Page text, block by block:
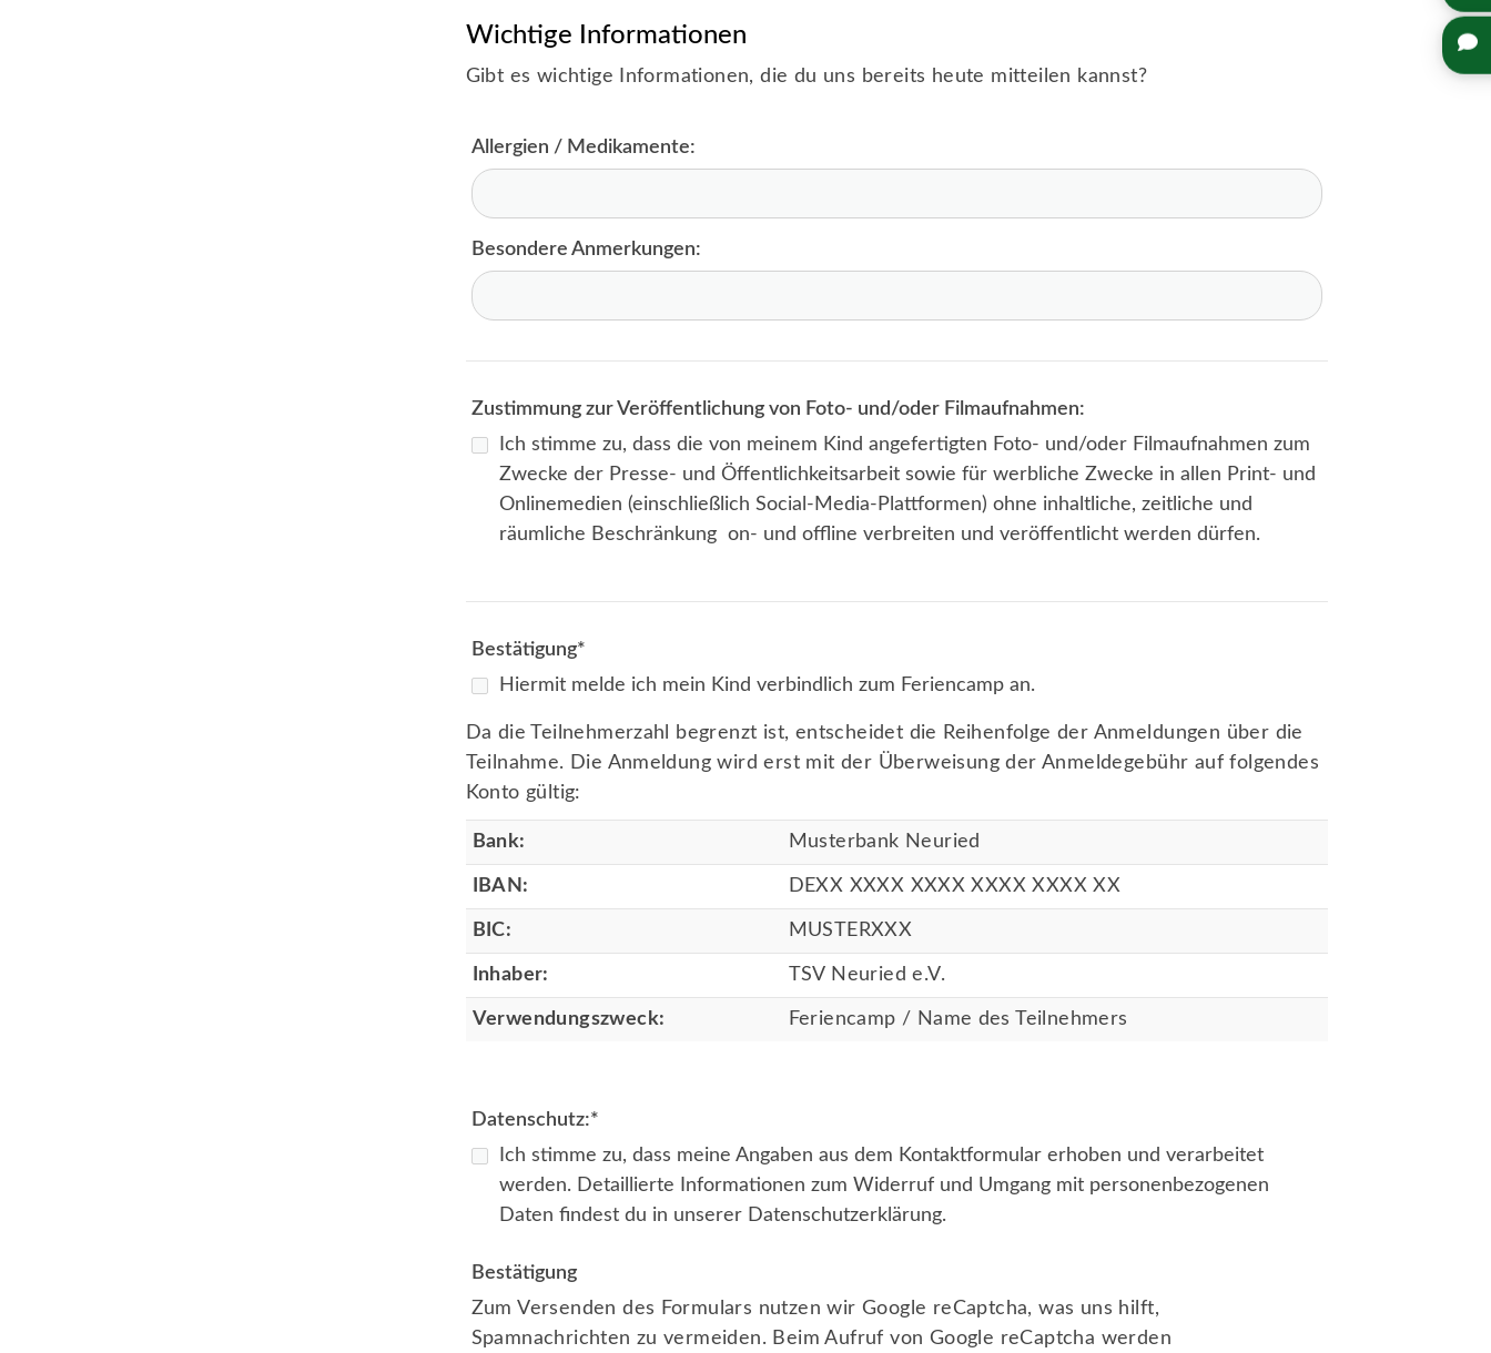
Wichtige Informationen
Gibt es wichtige Informationen, die du uns bereits heute mitteilen kannst?
Allergien / Medikamente:
Besondere Anmerkungen:
Zustimmung zur Veröffentlichung von Foto- und/oder Filmaufnahmen:
Ich stimme zu, dass die von meinem Kind angefertigten Foto- und/oder Filmaufnahmen zum
Zwecke der Presse- und Öffentlichkeitsarbeit sowie für werbliche Zwecke in allen Print- und
Onlinemedien (einschließlich Social-Media-Plattformen) ohne inhaltliche, zeitliche und
räumliche Beschränkung on- und offline verbreiten und veröffentlicht werden dürfen.
Bestätigung*
Hiermit melde ich mein Kind verbindlich zum Feriencamp an.
Da die Teilnehmerzahl begrenzt ist, entscheidet die Reihenfolge der Anmeldungen über die
Teilnahme. Die Anmeldung wird erst mit der Überweisung der Anmeldegebühr auf folgendes
Konto gültig:
Bank: Musterbank Neuried
IBAN: DEXX XXXX XXXX XXXX XXXX XX
BIC: MUSTERXXX
Inhaber: TSV Neuried e.V.
Verwendungszweck: Feriencamp / Name des Teilnehmers
Datenschutz:*
Ich stimme zu, dass meine Angaben aus dem Kontaktformular erhoben und verarbeitet
werden. Detaillierte Informationen zum Widerruf und Umgang mit personenbezogenen
Daten findest du in unserer Datenschutzerklärung.
Bestätigung
Zum Versenden des Formulars nutzen wir Google reCaptcha, was uns hilft,
Spamnachrichten zu vermeiden. Beim Aufruf von Google reCaptcha werden